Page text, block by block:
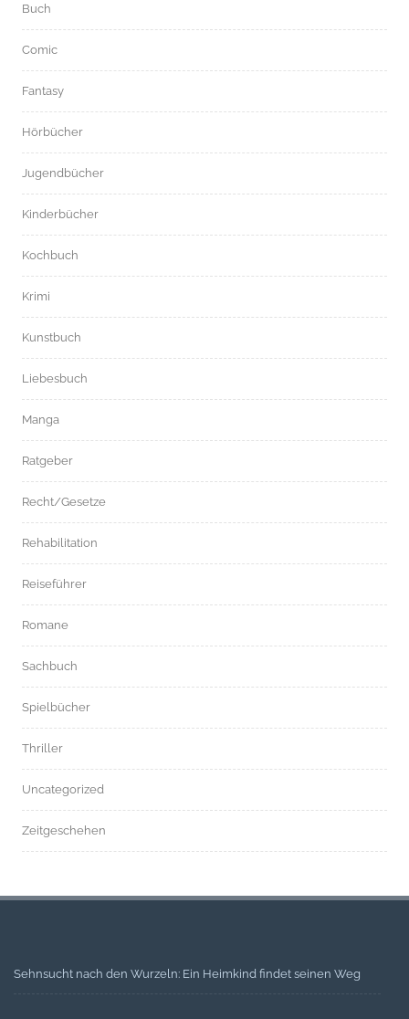
Buch
Comic
Fantasy
Hörbücher
Jugendbücher
Kinderbücher
Kochbuch
Krimi
Kunstbuch
Liebesbuch
Manga
Ratgeber
Recht/Gesetze
Rehabilitation
Reiseführer
Romane
Sachbuch
Spielbücher
Thriller
Uncategorized
Zeitgeschehen
Sehnsucht nach den Wurzeln: Ein Heimkind findet seinen Weg